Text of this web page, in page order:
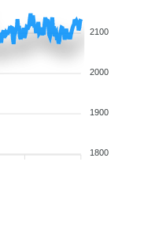
2100
2000
1900
1800